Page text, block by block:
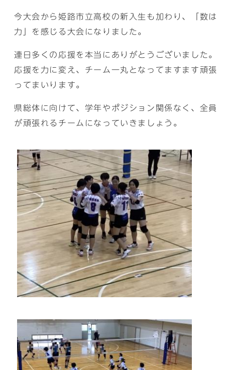
今大会から姫路市立高校の新入生も加わり、「数は
力」を感じる大会になりました。
連日多くの応援を本当にありがとうございました。
応援を力に変え、チーム一丸となってますます頑張
ってまいります。
県総体に向けて、学年やポジション関係なく、全員
が頑張れるチームになっていきましょう。